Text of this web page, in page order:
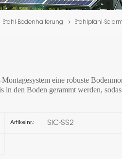
Stahl-Bodenhalterung Stahlpfahl-
eine robuste
in den Boden gerammt werden,
Artikelnr.: SIC-SS2